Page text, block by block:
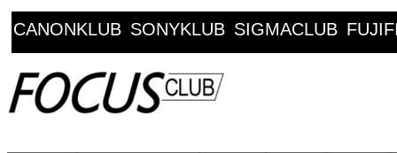
CANONKLUB SONYKLUB SIGMACLUB